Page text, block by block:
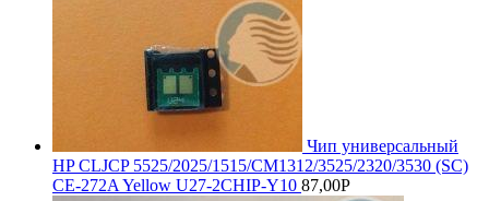
Чип универсальный
HP CLJCP 5525/2025/1515/CM1312/3525/2320/3530 (SC)
CE-272A Yellow U27-2CHIP-Y10 87,00Р